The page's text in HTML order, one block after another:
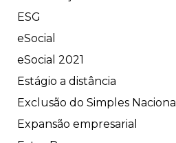
ESG
eSocial
eSocial 2021
Estágio a distância
Exclusão do Simples Nacional
Expansão empresarial